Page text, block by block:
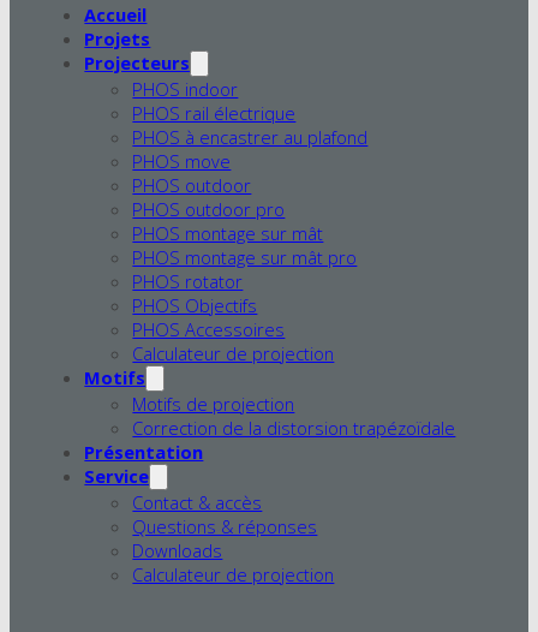
Accueil
Projets
Projecteurs
PHOS indoor
PHOS rail électrique
PHOS à encastrer au plafond
PHOS move
PHOS outdoor
PHOS outdoor pro
PHOS montage sur mât
PHOS montage sur mât pro
PHOS rotator
PHOS Objectifs
PHOS Accessoires
Calculateur de projection
Motifs
Motifs de projection
Correction de la distorsion trapézoïdale
Présentation
Service
Contact & accès
Questions & réponses
Downloads
Calculateur de projection